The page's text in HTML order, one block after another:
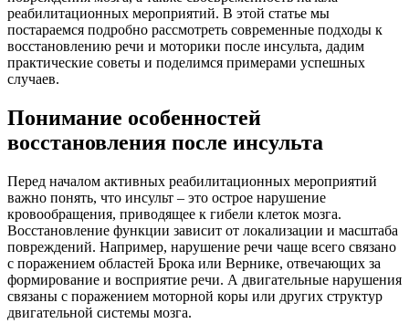
реабилитационных мероприятий. В этой статье мы
постараемся подробно рассмотреть современные подходы к
восстановлению речи и моторики после инсульта, дадим
практические советы и поделимся примерами успешных
случаев.
Понимание особенностей
восстановления после инсульта
Перед началом активных реабилитационных мероприятий
важно понять, что инсульт – это острое нарушение
кровообращения, приводящее к гибели клеток мозга.
Восстановление функции зависит от локализации и масштаба
повреждений. Например, нарушение речи чаще всего связано
с поражением областей Брока или Вернике, отвечающих за
формирование и восприятие речи. А двигательные нарушения
связаны с поражением моторной коры или других структур
двигательной системы мозга.